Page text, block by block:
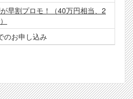
早割プロモ！（40万円相当、2
のお申し込み